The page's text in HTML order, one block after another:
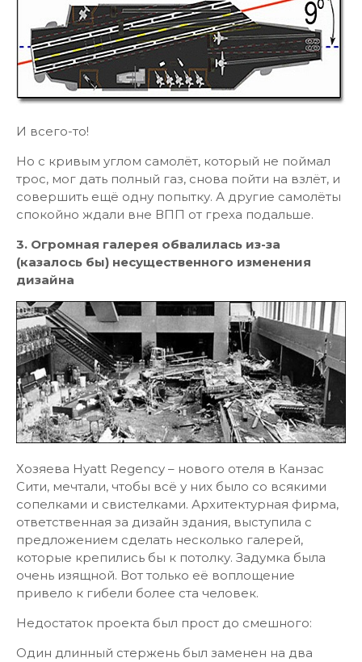
И всего-то!
Но с кривым углом самолёт, который не поймал
трос, мог дать полный газ, снова пойти на взлёт, и
совершить ещё одну попытку. А другие самолёты
спокойно ждали вне ВПП от греха подальше.
3. Огромная галерея обвалилась из-за
(казалось бы) несущественного изменения
дизайна
Хозяева Hyatt Regency – нового отеля в Канзас
Сити, мечтали, чтобы всё у них было со всякими
сопелками и свистелками. Архитектурная фирма,
ответственная за дизайн здания, выступила с
предложением сделать несколько галерей,
которые крепились бы к потолку. Задумка была
очень изящной. Вот только её воплощение
привело к гибели более ста человек.
Недостаток проекта был прост до смешного:
Один длинный стержень был заменен на два